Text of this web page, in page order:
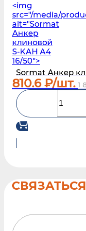
<img
src="/media/
alt="Sormat
Анкер
клиновой
S‑KAH A4
16/50">
Sormat Анкер
810.6₽/шт. 1
СВЯЗАТЬСЯ